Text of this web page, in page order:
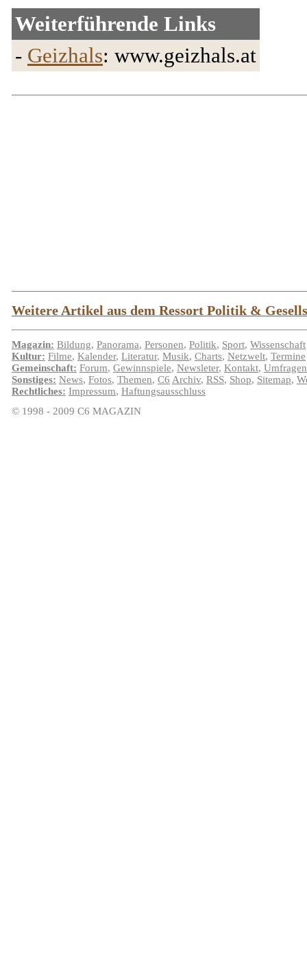
Weiterführende Links
- Geizhals: www.geizhals.at
Weitere Artikel aus dem Ressort Politik &
Magazin: Bildung, Panorama, Personen, Politik, Sport, Wissenschaft
Kultur: Filme, Kalender, Literatur, Musik, Charts, Netzwelt, Termine
Gemeinschaft: Forum, Gewinnspiele, Newsleter, Kontakt, Umfragen
Sonstiges: News, Fotos, Themen, C6 Archiv, RSS, Shop, Sitemap,
Rechtliches: Impressum, Haftungsausschluss
© 1998 - 2009 C6 MAGAZIN